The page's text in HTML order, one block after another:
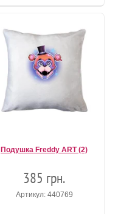
Подушка Freddy ART (2)
385 грн.
Артикул: 440769